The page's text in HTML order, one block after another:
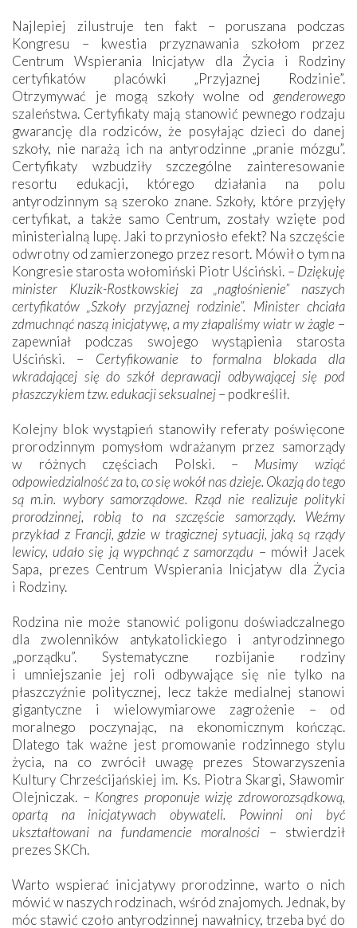
Najlepiej zilustruje ten fakt – poruszana podczas
Kongresu – kwestia przyznawania szkołom przez
Centrum Wspierania Inicjatyw dla Życia i Rodziny
certyfikatów placówki „Przyjaznej Rodzinie”.
Otrzymywać je mogą szkoły wolne od genderowego
szaleństwa. Certyfikaty mają stanowić pewnego rodzaju
gwarancję dla rodziców, że posyłając dzieci do danej
szkoły, nie narażą ich na antyrodzinne „pranie mózgu”.
Certyfikaty wzbudziły szczególne zainteresowanie
resortu edukacji, którego działania na polu
antyrodzinnym są szeroko znane. Szkoły, które przyjęły
certyfikat, a także samo Centrum, zostały wzięte pod
ministerialną lupę. Jaki to przyniosło efekt? Na szczęście
odwrotny od zamierzonego przez resort. Mówił o tym na
Kongresie starosta wołomiński Piotr Uściński. – Dziękuję
minister Kluzik-Rostkowskiej za „nagłośnienie” naszych
certyfikatów „Szkoły przyjaznej rodzinie”. Minister chciała
zdmuchnąć naszą inicjatywę, a my złapaliśmy wiatr w żagle –
zapewniał podczas swojego wystąpienia starosta
Uściński. – Certyfikowanie to formalna blokada dla
wkradającej się do szkół deprawacji odbywającej się pod
płaszczykiem tzw. edukacji seksualnej– podkreślił.
Kolejny blok wystąpień stanowiły referaty poświęcone
prorodzinnym pomysłom wdrażanym przez samorządy
w różnych częściach Polski. – Musimy wziąć
odpowiedzialność za to, co się wokół nas dzieje. Okazją do tego
są m.in. wybory samorządowe. Rząd nie realizuje polityki
prorodzinnej, robią to na szczęście samorządy. Weźmy
przykład z Francji, gdzie w tragicznej sytuacji, jaką są rządy
lewicy, udało się ją wypchnąć z samorządu – mówił Jacek
Sapa, prezes Centrum Wspierania Inicjatyw dla Życia
i Rodziny.
Rodzina nie może stanowić poligonu doświadczalnego
dla zwolenników antykatolickiego i antyrodzinnego
„porządku”. Systematyczne rozbijanie rodziny
i umniejszanie jej roli odbywające się nie tylko na
płaszczyźnie politycznej, lecz także medialnej stanowi
gigantyczne i wielowymiarowe zagrożenie – od
moralnego poczynając, na ekonomicznym kończąc.
Dlatego tak ważne jest promowanie rodzinnego stylu
życia, na co zwrócił uwagę prezes Stowarzyszenia
Kultury Chrześcijańskiej im. Ks. Piotra Skargi, Sławomir
Olejniczak. – Kongres proponuje wizję zdroworozsądkową,
opartą na inicjatywach obywateli. Powinni oni być
ukształtowani na fundamencie moralności – stwierdził
prezes SKCh.
Warto wspierać inicjatywy prorodzinne, warto o nich
mówić w naszych rodzinach, wśród znajomych. Jednak, by
móc stawić czoło antyrodzinnej nawałnicy, trzeba być do